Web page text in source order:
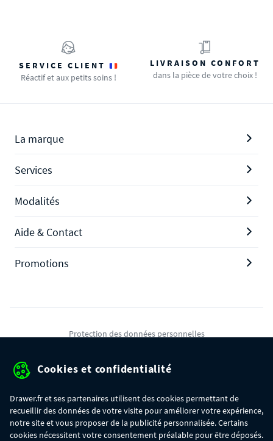
SERVICE CLIENT
Réactif et aux petits soins !
LIVRAISON CONFORT
dans la pièce de votre choix !
La marque
Services
Modalités
Aide & Contact
Promotions
Protection des données personnelles
Gérer mes cookies
Cookies et confidentialité
Drawer.fr et ses partenaires utilisent des cookies permettant de
recueillir des données de votre visite pour améliorer votre expérience,
notre site et vous proposer de la publicité personnalisée. Certains
cookies nécessitent votre consentement préalable pour être déposés.